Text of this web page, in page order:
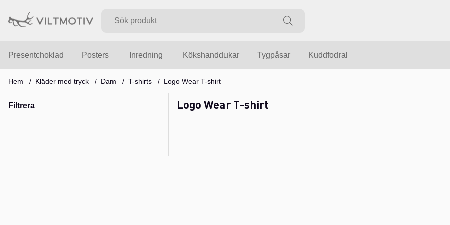
Presentchoklad Posters Inredning Kökshanddukar Tygpåsar Kuddfodral
Hem Kläder med tryck Dam T-shirts Logo Wear T-shirt
Filtrera Logo Wear T-shirt